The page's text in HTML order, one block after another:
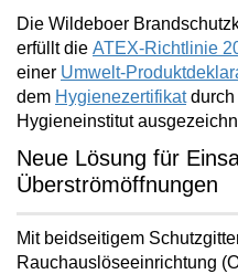
Die Wildeboer
erfüllt die ATEX-Richtlinie
einer Umwelt-
dem Hygienezertifikat
Hygieneinstitut
Neue Lösung für
Überströmöffnungen
Mit beidseitigem
Rauchauslöseeinrichtung